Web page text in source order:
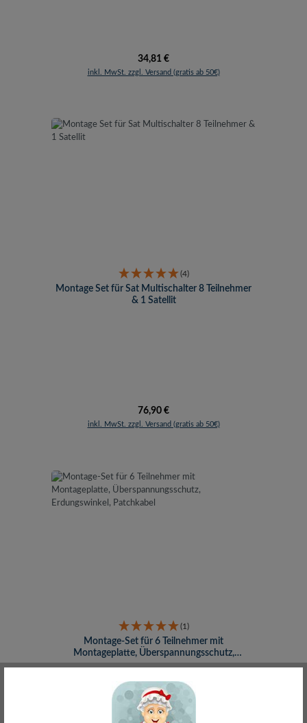
Regulärer Preis:
34,81 €
inkl. MwSt. zzgl. Versand (gratis ab 50€)
(4)
Montage Set für Sat Multischalter 8 Teilnehmer
& 1 Satellit
Regulärer Preis:
76,90 €
inkl. MwSt. zzgl. Versand (gratis ab 50€)
(1)
Montage-Set für 6 Teilnehmer mit
Montageplatte, Überspannungsschutz,
Erdungswinkel, Patchkabel